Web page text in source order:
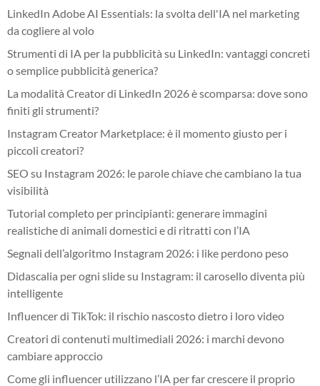
LinkedIn Adobe AI Essentials: la svolta dell'IA nel marketing
da cogliere al volo
Strumenti di IA per la pubblicità su LinkedIn: vantaggi concreti
o semplice pubblicità generica?
La modalità Creator di LinkedIn 2026 è scomparsa: dove sono
finiti gli strumenti?
Instagram Creator Marketplace: è il momento giusto per i
piccoli creatori?
SEO su Instagram 2026: le parole chiave che cambiano la tua
visibilità
Tutorial completo per principianti: generare immagini
realistiche di animali domestici e di ritratti con l’IA
Segnali dell’algoritmo Instagram 2026: i like perdono peso
Didascalia per ogni slide su Instagram: il carosello diventa più
intelligente
Influencer di TikTok: il rischio nascosto dietro i loro video
Creatori di contenuti multimediali 2026: i marchi devono
cambiare approccio
Come gli influencer utilizzano l’IA per far crescere il proprio